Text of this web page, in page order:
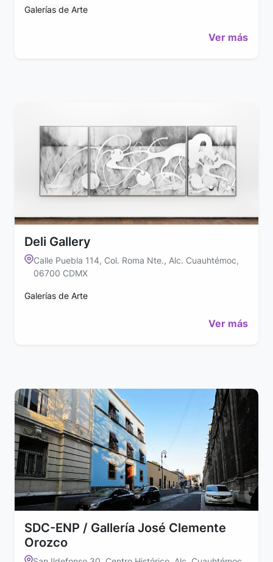
Galerías de Arte
Ver más
Deli Gallery
Calle Puebla 114, Col. Roma Nte., Alc. Cuauhtémoc,
06700 CDMX
Galerías de Arte
Ver más
SDC-ENP / Gallería José Clemente
Orozco